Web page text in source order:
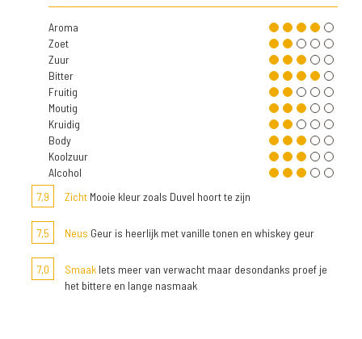
Aroma
Zoet
Zuur
Bitter
Fruitig
Moutig
Kruidig
Body
Koolzuur
Alcohol
7,9
Zicht Mooie kleur zoals Duvel hoort te zijn
7,5 Neus Geur is heerlijk met vanille tonen en whiskey geur
7,0 Smaak Iets meer van verwacht maar desondanks proef je
het bittere en lange nasmaak